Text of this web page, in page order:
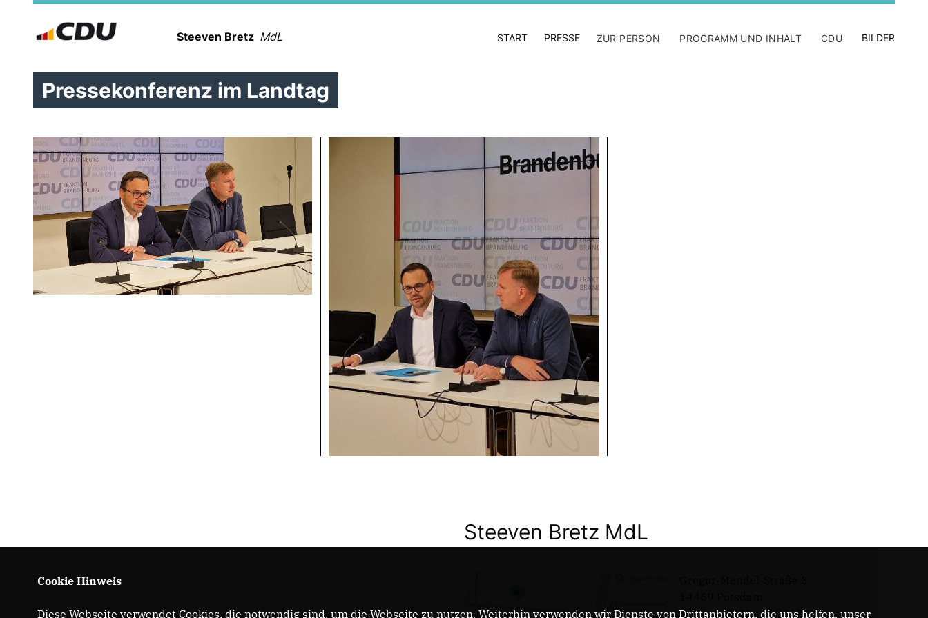
Steeven Bretz MdL START PRESSE ZUR PERSON PROGRAMM UND INHALT CDU BILDER
Pressekonferenz im Landtag
Steeven Bretz MdL
Telefon: 0331 - 20085713
Cookie Hinweis
Diese Webseite verwendet Cookies, die notwendig sind, um die Webseite zu nutzen. Weiterhin verwenden wir Dienste von Drittanbietern, die uns helfen, unser